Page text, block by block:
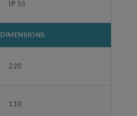
IP 55
DIMENSIONS
220
110